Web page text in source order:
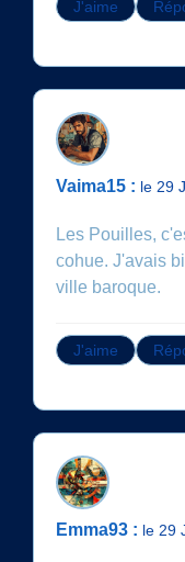
J'aime
Vaima15 : le 29
Les Pouilles,
cohue. J'avais
ville baroque.
J'aime
Emma93 : le 29